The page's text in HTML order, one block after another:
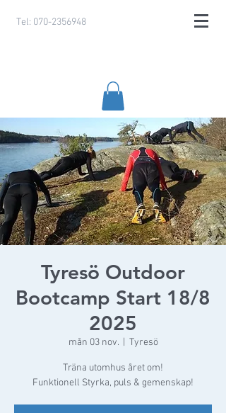
Tel: 070-2356948
Tyresö Outdoor
Bootcamp Start 18/8
2025
mån 03 nov.
  |
Tyresö
Träna utomhus året om!
Funktionell Styrka, puls & gemenskap!